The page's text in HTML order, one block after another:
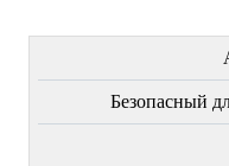
Безопасный